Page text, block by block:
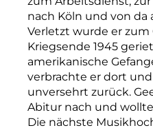
nach Köln und von da
Verletzt wurde er zum
Kriegsende 1945
amerikanische
verbrachte er dort
unversehrt zurück.
Abitur nach und
Die nächste